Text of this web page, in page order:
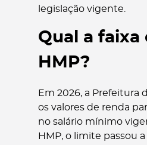
legislação vigente.
Qual a faixa
HMP?
Em 2026, a Prefeitura
os valores de renda
no salário mínimo
HMP, o limite passou a